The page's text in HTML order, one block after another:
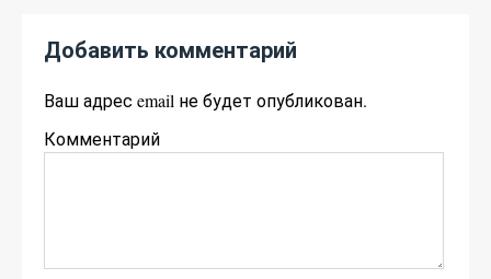
Добавить комментарий
Ваш адрес email не будет опубликован.
Комментарий